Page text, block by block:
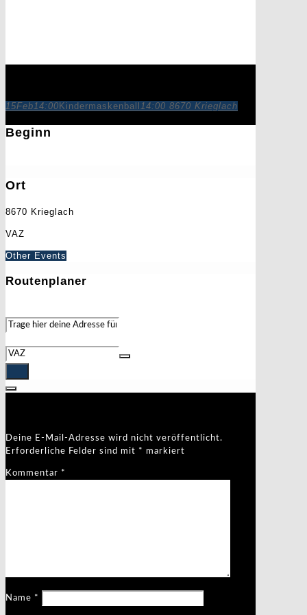
15Feb14:00 Kindermaskenball 14:00 8670 Krieglach
Beginn
Ort
8670 Krieglach
VAZ
Other Events
Routenplaner
Deine E-Mail-Adresse wird nicht veröffentlicht.
Erforderliche Felder sind mit * markiert
Kommentar *
Name *